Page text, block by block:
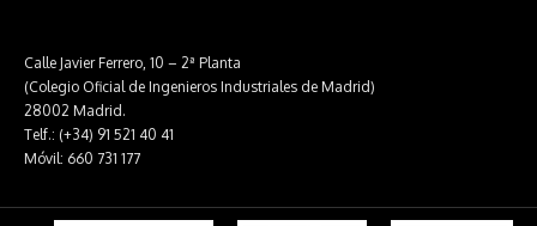
Calle Javier Ferrero, 10 – 2ª Planta
(Colegio Oficial de Ingenieros Industriales de Madrid)
28002 Madrid.
Telf.: (+34) 91 521 40 41
Móvil: 660 731 177